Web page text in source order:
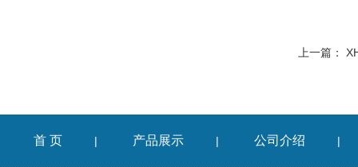
上一篇：
首 页 | 产品展示 | 公司介绍 |